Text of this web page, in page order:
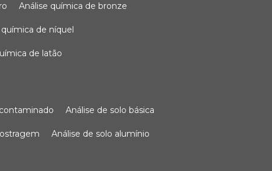
análise química de bronze
química de níquel
de latão
contaminado análise de solo básica
análise de solo alumínio